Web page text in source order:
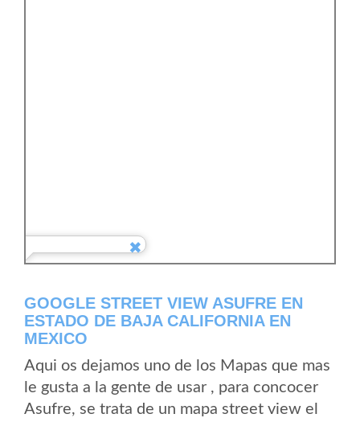
GOOGLE STREET VIEW ASUFRE EN
ESTADO DE BAJA CALIFORNIA EN
MEXICO
Aqui os dejamos uno de los Mapas que mas
le gusta a la gente de usar , para concocer
Asufre, se trata de un mapa street view el